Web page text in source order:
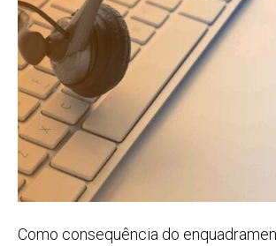
Como consequência do